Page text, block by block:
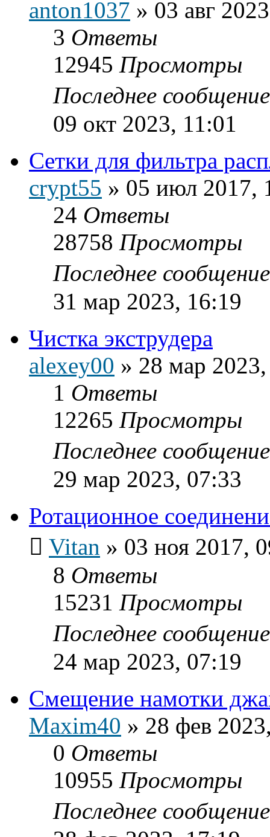
anton1037 » 03 авг
3 Ответы
12945 Просмотры
Последнее
09 окт 2023, 11:01
Сетки для фильтра
crypt55 » 05 июл 2017,
24 Ответы
28758 Просмотры
Последнее
31 мар 2023, 16:19
Чистка экструдера
alexey00 » 28 мар
1 Ответы
12265 Просмотры
Последнее
29 мар 2023, 07:33
Ротационное
Vitan » 03 ноя 2017,
8 Ответы
15231 Просмотры
Последнее
24 мар 2023, 07:19
Смещение намотки
Maxim40 » 28 фев
0 Ответы
10955 Просмотры
Последнее